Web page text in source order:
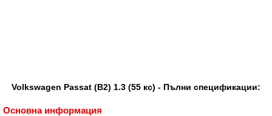
Volkswagen Passat (B2) 1.3 (55 кс) - Пълни спецификации:
Основна информация